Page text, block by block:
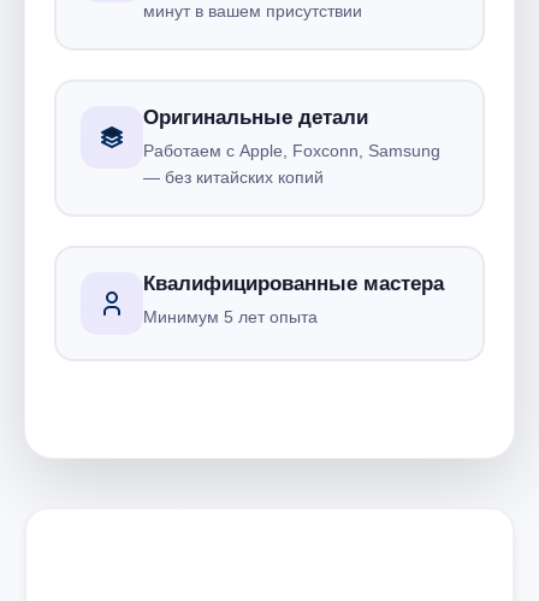
минут в вашем присутствии
Оригинальные детали
Работаем с Apple, Foxconn, Samsung
— без китайских копий
Квалифицированные мастера
Минимум 5 лет опыта